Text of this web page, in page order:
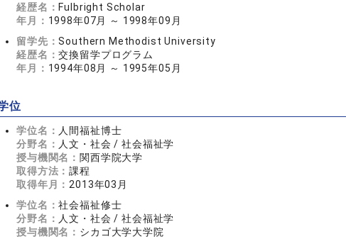
経歴名： Fulbright Scholar
年月： 1998年07月 ～ 1998年09月
留学先：Southern Methodist University
経歴名：交換留学プログラム
年月： 1994年08月 ～ 1995年05月
位
学位名： 人間福祉博士
分野名： 人文・社会 / 社会福祉学
授与機関名： 関西学院大学
取得方法：課程
取得年月： 2013年03月
学位名：社会福祉修士
分野名： 人文・社会 / 社会福祉学
授与機関名： シカゴ大学大学院